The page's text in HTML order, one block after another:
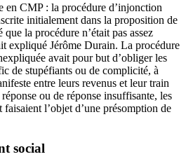
en CMP : la procédure d’injonction
initialement dans la proposition de
la procédure n’était pas assez
expliqué Jérôme Durain. La procédure
avait pour but d’obliger les
de stupéfiants ou de complicité, à
entre leurs revenus et leur train
ou de réponse insuffisante, les
l’objet d’une présomption de
social